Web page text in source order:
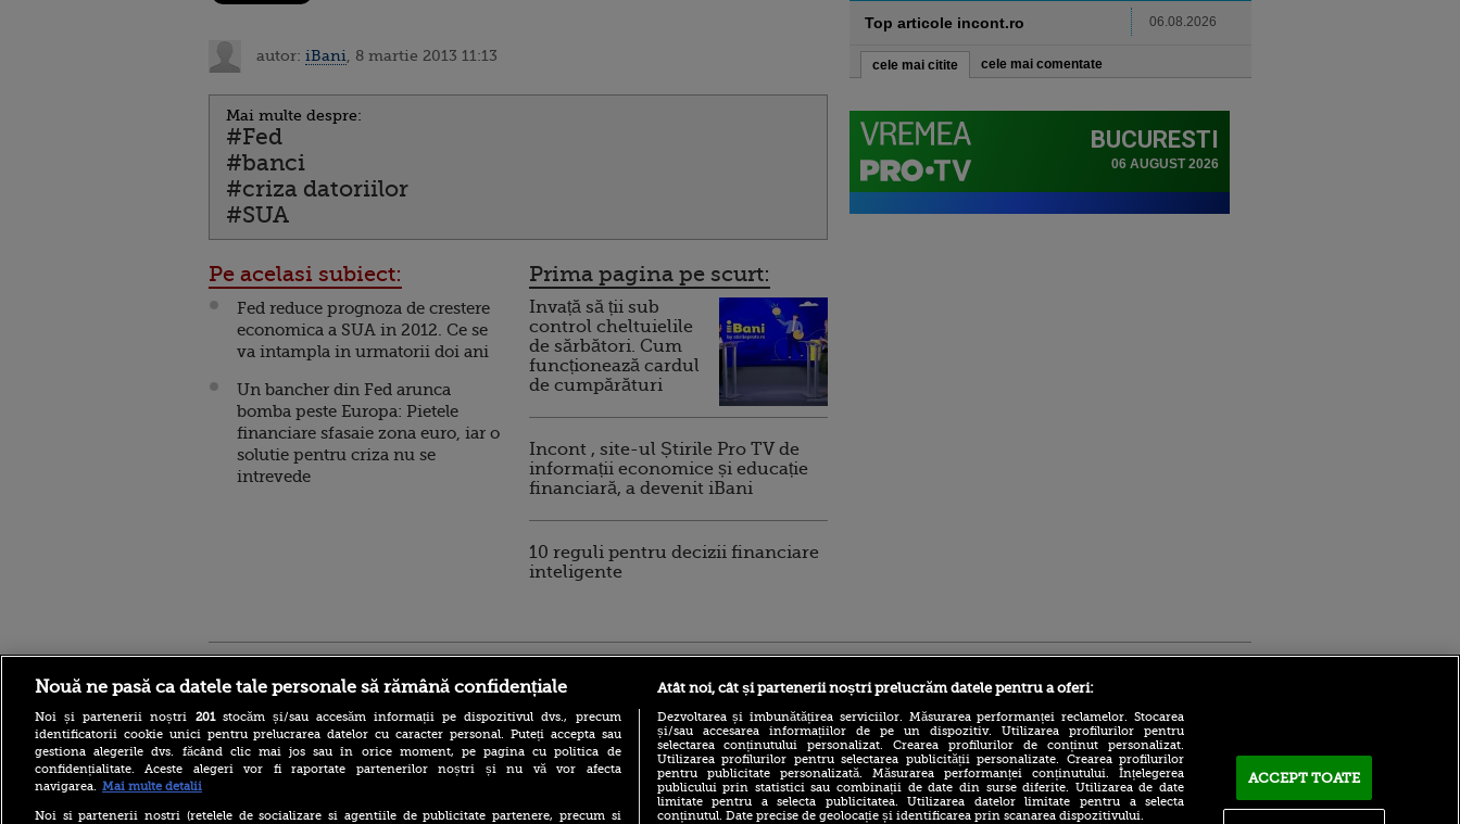
autor: iBani , 8 martie 2013 11:13
Mai multe despre:
#Fed
#banci
#criza datoriilor
#SUA
Pe acelasi subiect:
Fed reduce prognoza de crestere
economica a SUA in 2012. Ce se
va intampla in urmatorii doi ani
Un bancher din Fed arunca
bomba peste Europa: Pietele
financiare sfasaie zona euro, iar o
solutie pentru criza nu se
intrevede
Prima pagina pe scurt:
Invață să ții sub
control cheltuielile
de sărbători. Cum
funcționează cardul
de cumpărături
Incont , site-ul Știrile Pro TV de
informații economice și educație
financiară, a devenit iBani
10 reguli pentru decizii financiare
inteligente
Top articole incont.ro 06.08.2026
cele mai citite cele mai comentate
negre” ia amploare în Rusia.
Adrian Mihalcea, discurs
Nouă ne pasă ca datele tale personale să rămână confidențiale
Noi și partenerii noștri 201stocăm și/sau accesăm informații pe dispozitivul dvs., precum
identificatorii cookie unici pentru prelucrarea datelor cu caracter personal. Puteți accepta sau
gestiona alegerile dvs. făcând clic mai jos sau în orice moment, pe pagina cu politica de
confidențialitate. Aceste alegeri vor fi raportate partenerilor noștri și nu vă vor afecta
navigarea. Mai multe detalii
Noi si partenerii nostri (retelele de socializare si agentiile de publicitate partenere, precum si
Atât noi, cât și partenerii noștri prelucrăm datele pentru a oferi:
Dezvoltarea și îmbunătățirea serviciilor. Măsurarea performanței reclamelor. Stocarea
și/sau accesarea informațiilor de pe un dispozitiv. Utilizarea profilurilor pentru
selectarea conținutului personalizat. Crearea profilurilor de conținut personalizat.
Utilizarea profilurilor pentru selectarea publicității personalizate. Crearea profilurilor
pentru publicitate personalizată. Măsurarea performanței conținutului. Înțelegerea
publicului prin statistici sau combinații de date din surse diferite. Utilizarea de date
limitate pentru a selecta publicitatea. Utilizarea datelor limitate pentru a selecta
conținutul. Date precise de geolocație și identificarea prin scanarea dispozitivului.
ACCEPT TOATE